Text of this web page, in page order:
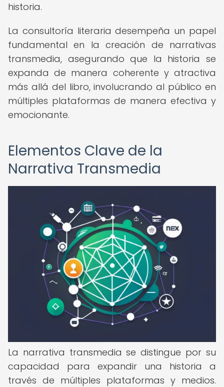
historia.
La consultoría literaria desempeña un papel
fundamental en la creación de narrativas
transmedia, asegurando que la historia se
expanda de manera coherente y atractiva
más allá del libro, involucrando al público en
múltiples plataformas de manera efectiva y
emocionante.
Elementos Clave de la
Narrativa Transmedia
La narrativa transmedia se distingue por su
capacidad para expandir una historia a
través de múltiples plataformas y medios.